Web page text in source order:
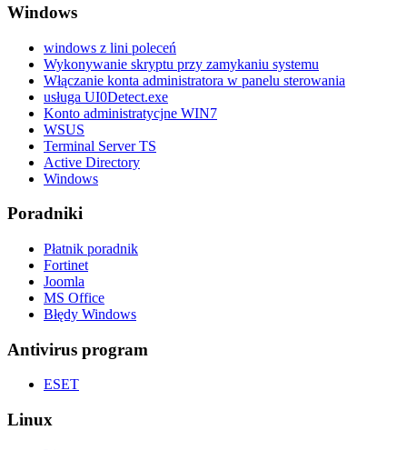
Windows
windows z lini poleceń
Wykonywanie skryptu przy zamykaniu systemu
Włączanie konta administratora w panelu sterowania
usługa UI0Detect.exe
Konto administratycjne WIN7
WSUS
Terminal Server TS
Active Directory
Windows
Poradniki
Płatnik poradnik
Fortinet
Joomla
MS Office
Błędy Windows
Antivirus program
ESET
Linux